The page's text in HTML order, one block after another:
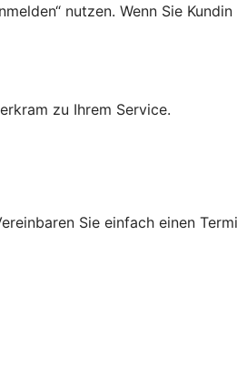
nutzen. Wenn Sie
zu Ihrem Service.
Sie einfach einen